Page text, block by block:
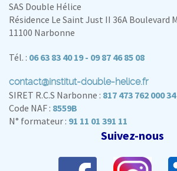
SAS Double Hélice
Résidence Le Saint Just II 36A Boulevard
11100 Narbonne
Tél. : 06 63 83 40 19 - 09 87 46 85 08
contact@institut-double-helice.fr
SIRET R.C.S Narbonne : 817 473 762 000 34
Code NAF : 8559B
N° formateur : 91 11 01 391 11
Suivez-nous